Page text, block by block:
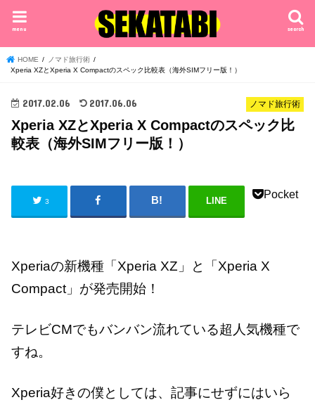
search
menu
HOME
ノマド旅行術
Xperia XZとXperia X Compactのスペック比較表（海外SIMフリー版！）
ノマド旅行術
2017.02.06 2017.06.06
Xperia XZとXperia X Compactのスペック比
較表（海外SIMフリー版！）
3 LINE
Pocket
Xperiaの新機種「Xperia XZ」と「Xperia X
Compact」が発売開始！
テレビCMでもバンバン流れている超人気機種で
すね。
Xperia好きの僕としては、記事にせずにはいら